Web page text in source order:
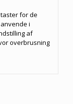
for de
i
af
overbrusning